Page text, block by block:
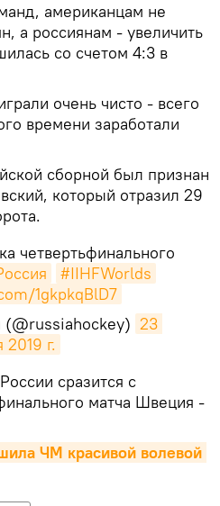
американцам не
а россиянам - увеличить
со счетом 4:3 в
очень чисто - всего
времени заработали
сборной был признан
который отразил 29
четвертьфинального
#IIHFWorlds
1gkpkqBlD7
23
2019 г.
сразится с
матча Швеция -
ЧМ красивой волевой